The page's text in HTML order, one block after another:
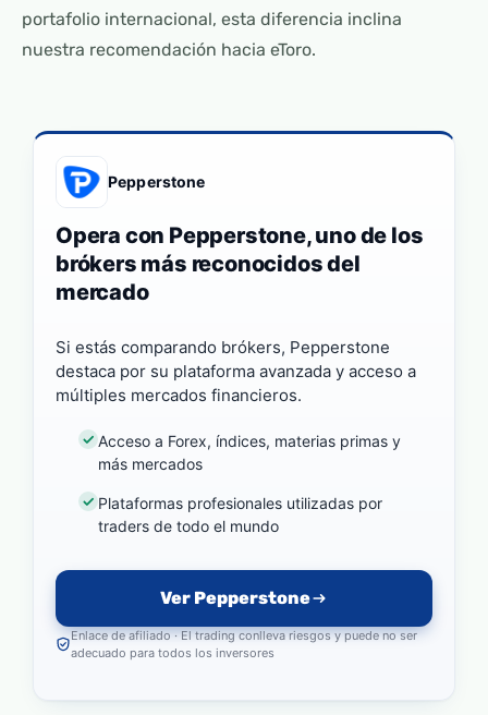
portafolio internacional, esta diferencia inclina
nuestra recomendación hacia eToro.
Pepperstone
Opera con Pepperstone, uno de los
brókers más reconocidos del
mercado
Si estás comparando brókers, Pepperstone
destaca por su plataforma avanzada y acceso a
múltiples mercados financieros.
Acceso a Forex, índices, materias primas y
más mercados
Plataformas profesionales utilizadas por
traders de todo el mundo
Ver Pepperstone
Enlace de afiliado · El trading conlleva riesgos y puede no ser
adecuado para todos los inversores